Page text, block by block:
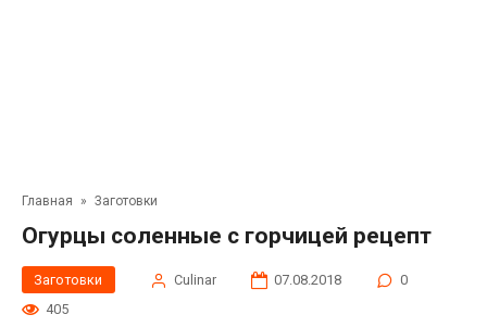
Главная » Заготовки
Огурцы соленные с горчицей рецепт
Заготовки Сulinar 07.08.2018
0
405